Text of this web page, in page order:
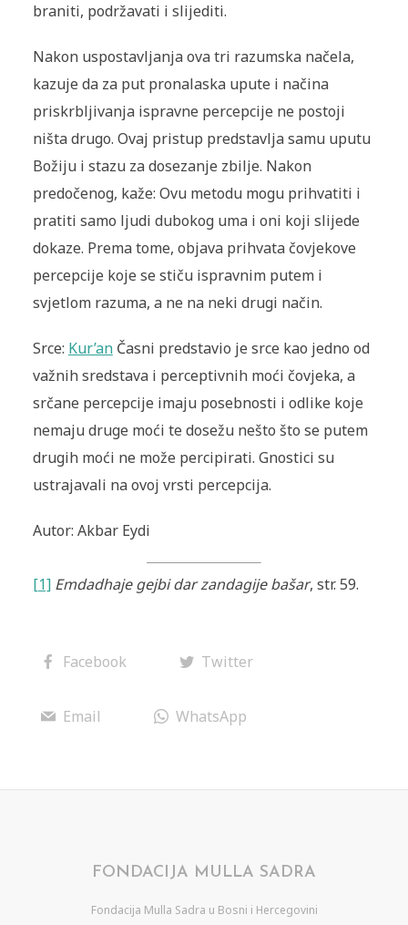
braniti, podržavati i slijediti.
Nakon uspostavljanja ova tri razumska načela,
kazuje da za put pronalaska upute i načina
priskrbljivanja ispravne percepcije ne postoji
ništa drugo. Ovaj pristup predstavlja samu uputu
Božiju i stazu za dosezanje zbilje. Nakon
predočenog, kaže: Ovu metodu mogu prihvatiti i
pratiti samo ljudi dubokog uma i oni koji slijede
dokaze. Prema tome, objava prihvata čovjekove
percepcije koje se stiču ispravnim putem i
svjetlom razuma, a ne na neki drugi način.
Srce: Kur’anČasni predstavio je srce kao jedno od
važnih sredstava i perceptivnih moći čovjeka, a
srčane percepcije imaju posebnosti i odlike koje
nemaju druge moći te dosežu nešto što se putem
drugih moći ne može percipirati. Gnostici su
ustrajavali na ovoj vrsti percepcija.
Autor: Akbar Eydi
[1] Emdadhaje gejbi dar zandagije bašar, str. 59.
Facebook Twitter
Email WhatsApp
FONDACIJA MULLA SADRA
Fondacija Mulla Sadra u Bosni i Hercegovini